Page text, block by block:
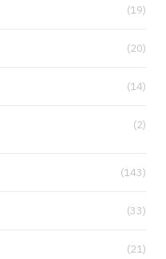
(19)
(20)
(14)
(2)
(143)
(33)
(21)